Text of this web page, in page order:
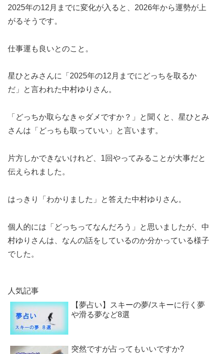
2025年の12月までに変化が入ると、2026年から運勢が上
がるそうです。
仕事運も良いとのこと。
星ひとみさんに「2025年の12月までにどっちを取るか
だ」と言われた中村ゆりさん。
「どっちか取らなきゃダメですか？」と聞くと、星ひとみ
さんは「どっちも取っていい」と言います。
片方しかできないけれど、1回やってみることが大事だと
伝えられました。
はっきり「わかりました」と答えた中村ゆりさん。
個人的には「どっちってなんだろう」と思いましたが、中
村ゆりさんは、なんの話をしているのか分かっている様子
でした。
人気記事
【夢占い】スキーの夢/スキーに行く夢
や滑る夢など8選
突然ですが占ってもいいですか?